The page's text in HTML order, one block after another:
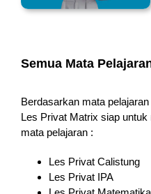
Semua Mata
Berdasarkan mata
Les Privat Matrix siap
mata pelajaran :
Les Privat Calistung
Les Privat IPA